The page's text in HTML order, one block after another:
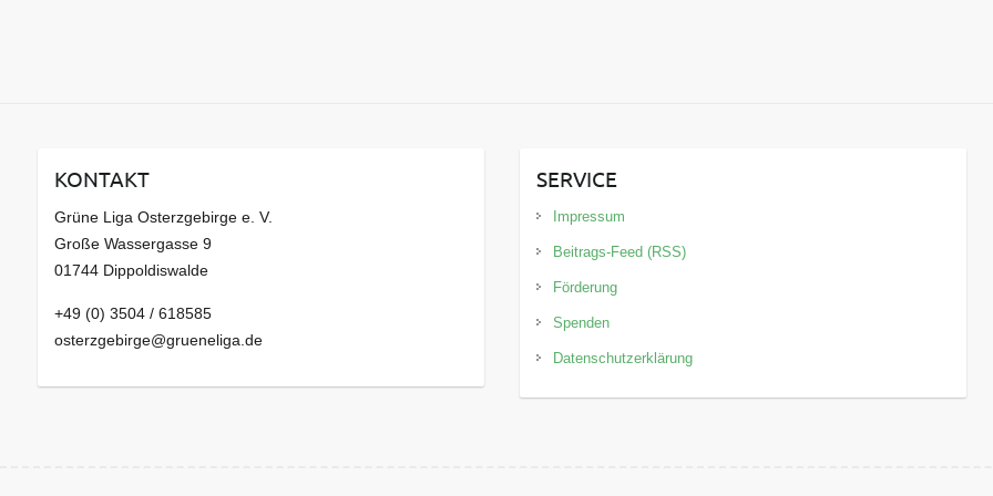
KONTAKT
Grüne Liga Osterzgebirge e. V.
Große Wassergasse 9
01744 Dippoldiswalde
+49 (0) 3504 / 618585
osterzgebirge@grueneliga.de
SERVICE
Impressum
Beitrags-Feed (RSS)
Förderung
Spenden
Datenschutzerklärung